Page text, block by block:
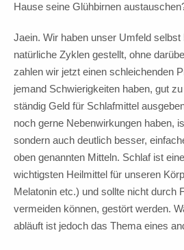
Hause seine Glühbirnen
Jaein. Wir haben unser Umfeld
natürliche Zyklen gestellt, ohne
zahlen wir jetzt einen schleichenden
jemand Schwierigkeiten haben, gut
ständig Geld für Schlafmittel
noch gerne Nebenwirkungen haben,
sondern auch deutlich besser,
oben genannten Mitteln. Schlaf ist
wichtigsten Heilmittel für unseren
Melatonin etc.) und sollte nicht durch
vermeiden können, gestört werden.
abläuft ist jedoch das Thema eines